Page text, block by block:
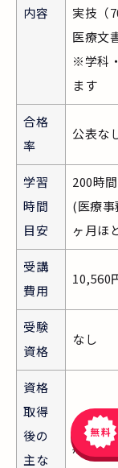
内容
実技（
医療文
※学科
ます
合格
率
公表な
学習
時間
目安
200時間
(医療
ヶ月ほ
受講
費用
10,560
受験
資格
なし
資格
取得
後の
主な
病院、